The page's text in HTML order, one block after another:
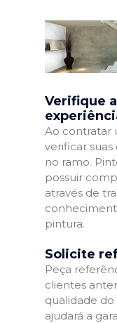
Verifique
Ao contratar
verificar
no ramo.
possuir
através de
pintura.
Solicite
Peça
clientes
qualidade
ajudará a